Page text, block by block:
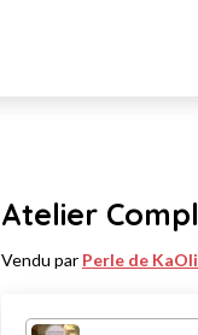
Atelier
Vendu par Perle de